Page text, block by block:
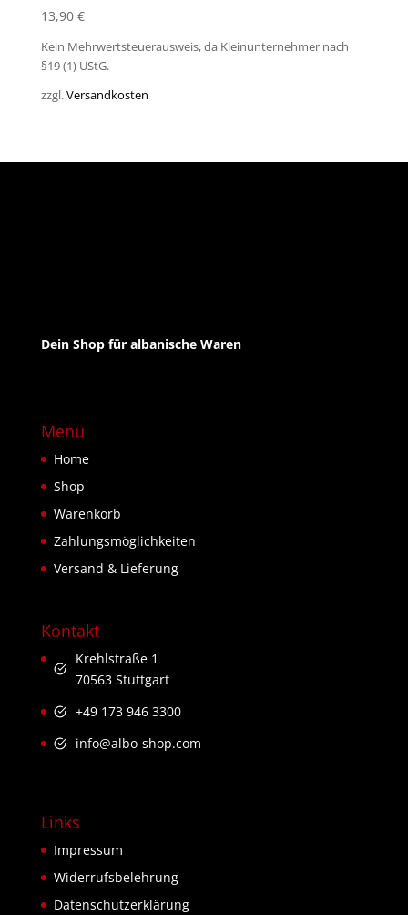
13,90 €
Kein Mehrwertsteuerausweis, da Kleinunternehmer nach
§19 (1) UStG.
zzgl.Versandkosten
Dein Shop für albanische Waren
Menü
Home
Shop
Warenkorb
Zahlungsmöglichkeiten
Versand & Lieferung
Kontakt
Krehlstraße 1
70563 Stuttgart
+49 173 946 3300
info@albo-shop.com
Links
Impressum
Widerrufsbelehrung
Datenschutzerklärung